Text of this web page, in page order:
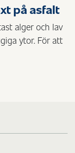
på asfalt
alger och lav
ytor. För att